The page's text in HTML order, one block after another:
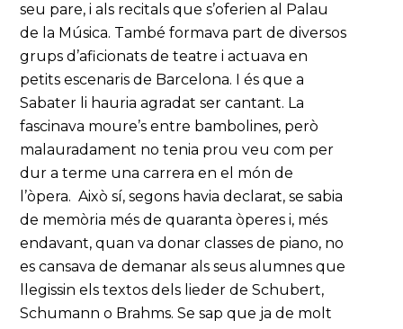
seu pare, i als recitals que s’oferien al Palau
de la Música. També formava part de diversos
grups d’aficionats de teatre i actuava en
petits escenaris de Barcelona. I és que a
Sabater li hauria agradat ser cantant. La
fascinava moure’s entre bambolines, però
malauradament no tenia prou veu com per
dur a terme una carrera en el món de
l’òpera. Això sí, segons havia declarat, se sabia
de memòria més de quaranta òperes i, més
endavant, quan va donar classes de piano, no
es cansava de demanar als seus alumnes que
llegissin els textos dels lieder de Schubert,
Schumann o Brahms. Se sap que ja de molt